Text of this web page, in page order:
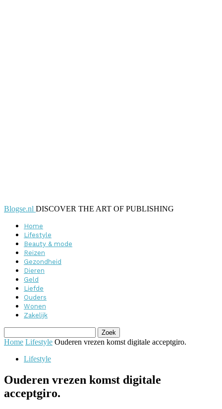
Blogse.nl DISCOVER THE ART OF PUBLISHING
Home
Lifestyle
Beauty & mode
Reizen
Gezondheid
Dieren
Geld
Liefde
Ouders
Wonen
Zakelijk
Home Lifestyle Ouderen vrezen komst digitale acceptgiro.
Lifestyle
Ouderen vrezen komst digitale
acceptgiro.